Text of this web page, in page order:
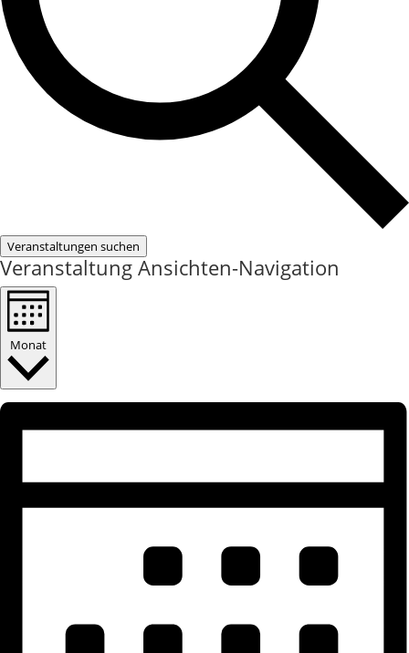
Veranstaltungen suchen
Veranstaltung Ansichten-Navigation
Monat